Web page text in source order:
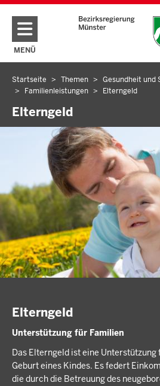
Direkt zum
MENÜ
NAVIGATION AKTIVIEREN/
Sie
befinden
sich
hier
Startseite Themen
Gesundheit und
Familienleistungen
Elterngeld
Elterngeld
Elterngeld
Unterstützung für Familien
Das Elterngeld ist eine
Geburt eines Kindes. Es federt
die durch die Betreuung des